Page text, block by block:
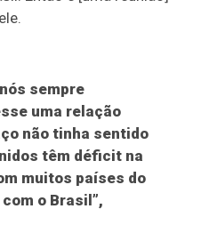
sempre
uma relação
não tinha sentido
têm déficit na
muitos países do
o Brasil”,